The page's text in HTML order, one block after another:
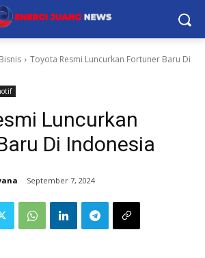
Toyota Resmi Luncurkan Fortuner Baru Di
Luncurkan
Di Indonesia
September 7, 2024